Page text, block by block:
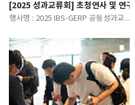
[2025 성과교류회] 초청연사 및 연구
행사명 : 2025 IBS-GERP 공동성과교류회일 시 : 2025. 04. 24.(목) …